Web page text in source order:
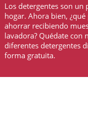
Los detergentes son
hogar. Ahora bien,
ahorrar recibiendo
lavadora? Quédate con
diferentes detergentes
forma gratuita.